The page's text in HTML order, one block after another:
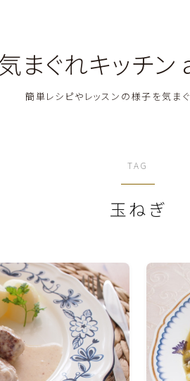
まぐれキッチ
簡単レシピやレッスンの様子を気ま
料理関連のお仕事・メディア掲載レ
豚肉料理
牛肉料理
ひき肉料理
TAG
玉ねぎ